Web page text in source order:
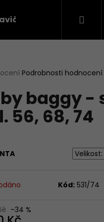
Látky na
Podrobnosti hodnocení
baggy -
56, 68, 74
Kód: 531/74
–34 %